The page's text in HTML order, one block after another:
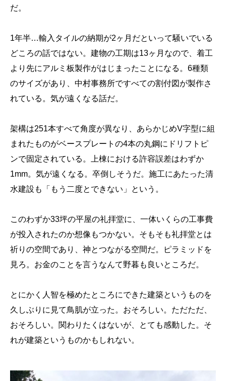
だ。
1年半…輸入タイルの納期が2ヶ月だといって騒いでいる
どころの話ではない。建物の工期は13ヶ月なので、着工
より先にアルミ板製作がはじまったことになる。6種類
のサイズがあり、中村事務所ですべての割付図が製作さ
れている。気が遠くなる話だ。
架構は251本すべて角度が異なり、あらかじめV字型に組
まれたものがベースプレートの4本の丸鋼にドリフトピ
ンで固定されている。上棟における許容誤差はわずか
1mm。気が遠くなる。卒倒しそうだ。施工にあたった清
水建設も「もう二度とできない」という。
このわずか33坪の平屋の礼拝堂に、一体いくらの工事費
が投入されたのか想像もつかない。そもそも礼拝堂とは
祈りの空間であり、神とつながる空間だ。ピラミッドを
見ろ。お金のことを言うなんて野暮も良いところだ。
とにかく人智を極めたところにできた建築というものを
久しぶりに見て鳥肌が立った。おそろしい。ただただ、
おそろしい。関わりたくはないが、とても感動した。そ
れが建築というものかもしれない。